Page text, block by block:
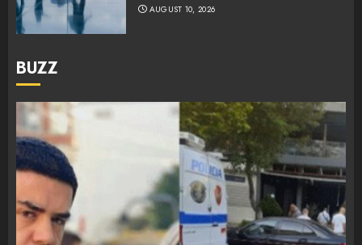
AUGUST 10, 2026
BUZZ